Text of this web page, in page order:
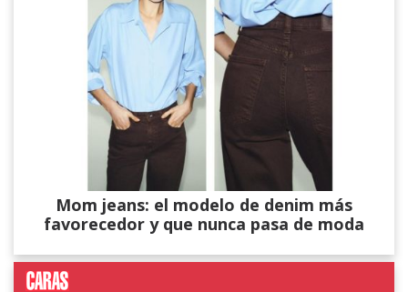
Mom jeans: el modelo de denim más
favorecedor y que nunca pasa de moda